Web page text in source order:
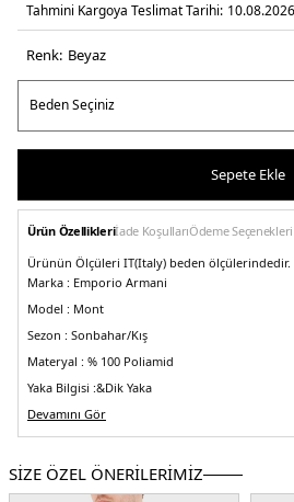
Tahmini Kargoya Teslimat Tarihi:
Renk: beyaz
Sepete Ekle
Ürün Özellikleriİade KoşullarıÖdeme Seçenekleri
Ürünün Ölçüleri IT(Italy) beden ölçülerindedir.
Marka : Emporio Armani
Model : Mont
Sezon : Sonbahar/Kış
Materyal : % 100 Poliamid
Yaka Bilgisi :&Dik Yaka
Kapama Bilgisi :
Kol Bilgisi :Uzun Kol
Cep Bilgisi : Cepli
Kalıp Bilgisi :Regular Fit
Devamını Gör
SİZE ÖZEL ÖNERİLERİMİZ